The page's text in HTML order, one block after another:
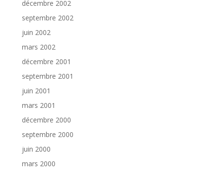
décembre 2002
septembre 2002
juin 2002
mars 2002
décembre 2001
septembre 2001
juin 2001
mars 2001
décembre 2000
septembre 2000
juin 2000
mars 2000